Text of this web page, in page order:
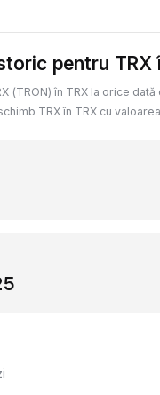
pentru TRX
(TRON) în TRX la orice
TRX în TRX cu